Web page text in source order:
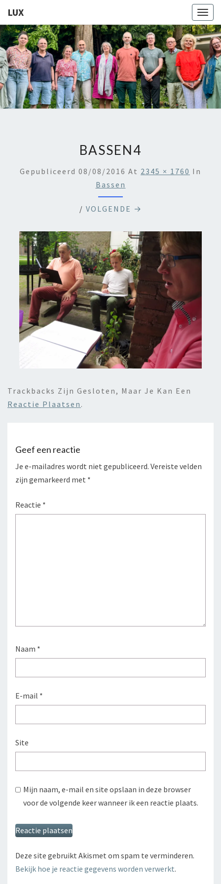
LUX
LUX
Kamerkoor
Onder
Leiding
Van
Angeliki
Ploka
BASSEN4
Gepubliceerd 08/08/2016 At 2345 × 1760 In
Bassen
/ VOLGENDE →
Trackbacks Zijn Gesloten, Maar Je Kan Een
Reactie Plaatsen .
Geef een reactie
Je e-mailadres wordt niet gepubliceerd. Vereiste velden
zijn gemarkeerd met *
Reactie *
Naam *
E-mail *
Site
Mijn naam, e-mail en site opslaan in deze browser
voor de volgende keer wanneer ik een reactie plaats.
Deze site gebruikt Akismet om spam te verminderen.
Bekijk hoe je reactie gegevens worden verwerkt.